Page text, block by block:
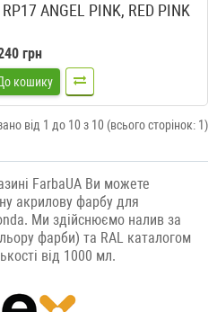
ANGEL PINK, RED PINK
грн
кошику
від 1 до 10 з 10 (всього сторінок: 1)
FarbaUA Ви можете
акрилову фарбу для
Ми здійснюємо налив за
фарби) та RAL каталогом
від 1000 мл.